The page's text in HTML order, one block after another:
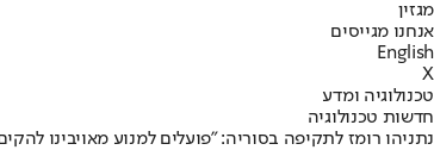
מגזין
אנחנו מגייסים
English
X
טכנולוגיה ומדע
חדשות טכנולוגיה
נתניהו רומז לתקיפה בסוריה: "פועלים למנוע מאויבינו